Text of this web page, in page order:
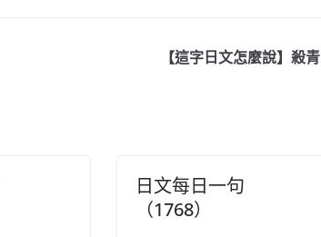
【這字日文怎麼說】殺青
日文每日一句
（1768）